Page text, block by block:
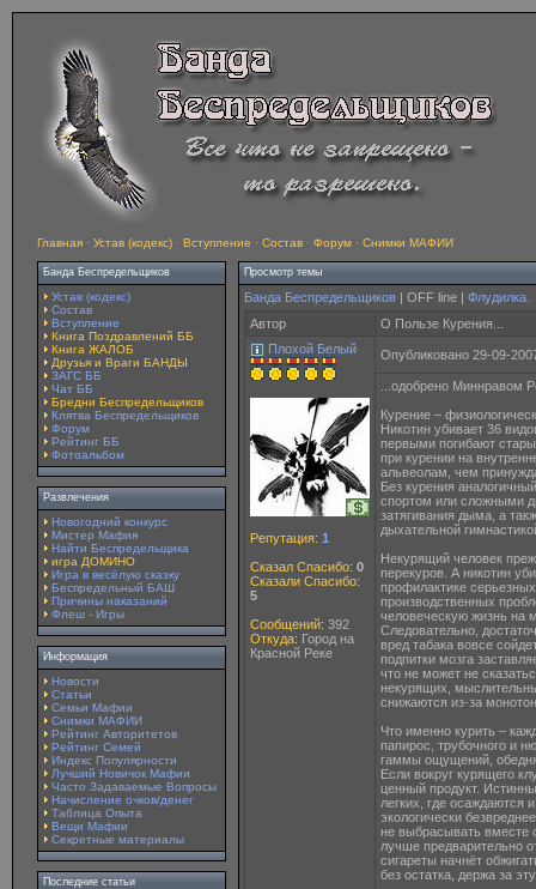
Главная · Устав (кодекс) · Вступление · Состав · Форум · Снимки МАФИИ
Банда Беспредельщиков
Устав (кодекс)
Состав
Вступление
Книга Поздравлений ББ
Книга ЖАЛОБ
Друзья и Враги БАНДЫ
ЗАГС ББ
Чат ББ
Бредни Беспредельщиков
Клятва Беспредельщиков
Форум
Рейтинг ББ
Фотоальбом
Развлечения
Новогодний конкурс
Мистер Мафия
Найти Беспредельщика
игра ДОМИНО
Игра в весёлую сказку
Беспредельный БАШ
Причины наказаний
Флеш - Игры
Информация
Новости
Статьи
Семьи Мафии
Снимки МАФИИ
Рейтинг Авторитетов
Рейтинг Семей
Индекс Популярности
Лучший Новичок Мафии
Часто Задаваемые Вопросы
Начисление очков/денег
Таблица Опыта
Вещи Мафии
Секретные материалы
Последние статьи
Просмотр темы
Банда Беспредельщиков | OFF line | Флудилка.
Автор
О Пользе Курения...
Плохой Белый
Репутация: 1
Сказал Спасибо: 0
Сказали Спасибо:
5
Сообщений: 392
Откуда: Город на
Красной Реке
Опубликовано 29-09-
...одобрено Миннравом
Курение –
Никотин убивает 36
первыми погибают
при курении на
альвеолам, чем
Без курения
спортом или сложными
затягивания дыма, а
дыхательной
Некурящий человек
перекуров. А никотин
профилактике
производственных
человеческую жизнь на
Следовательно,
вред табака вовсе
подпитки мозга
что не может не
некурящих,
снижаются из-за
Что именно курить –
папирос, трубочного и
гаммы ощущений,
Если вокруг курящего
ценный продукт.
легких, где осаждаются
экологически
не выбрасывать вместе
лучше предварительно
сигареты начнёт
без остатка, держа за